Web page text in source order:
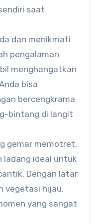
saat
dan menikmati
pengalaman
menghangatkan
bisa
bercengkrama
bintang di langit
gemar memotret,
ladang ideal untuk
Dengan latar
vegetasi hijau,
yang sangat